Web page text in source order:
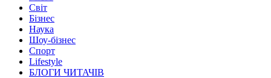
Світ
Бізнес
Наука
Шоу-бізнес
Спорт
Lifestyle
БЛОГИ ЧИТАЧІВ